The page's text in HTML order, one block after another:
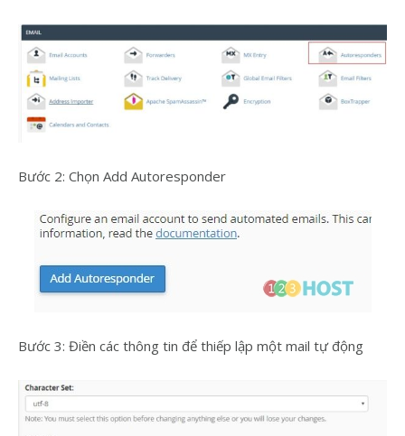
Bước 2: Chọn Add Autoresponder
Bước 3: Điền các thông tin để thiếp lập một mail tự động